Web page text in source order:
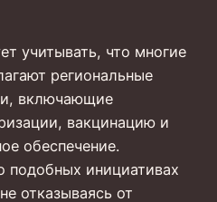
учитывать, что многие
региональные
включающие
вакцинацию и
обеспечение.
подобных инициативах
отказываясь от